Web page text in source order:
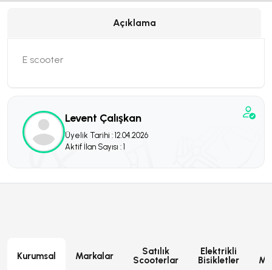
Levent Çalışkan
Üyelik Tarihi : 12.04.2026
Aktif İlan Sayısı : 1
Açıklama
E scooter
Kurumsal Markalar
Satılık
Scooterlar
Elektrikli
Bisikletler